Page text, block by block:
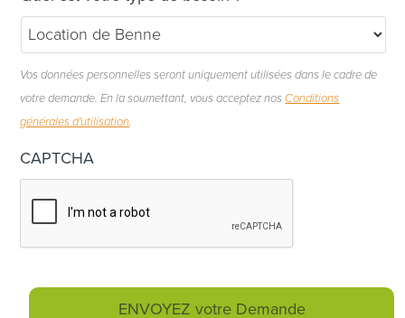
Vos données personnelles seront uniquement utilisées dans le cadre de
votre demande. En la soumettant, vous acceptez nos Conditions
générales d'utilisation.
CAPTCHA